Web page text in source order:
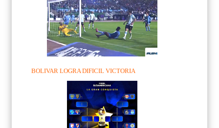
BOLIVAR LOGRA DIFICIL VICTORIA